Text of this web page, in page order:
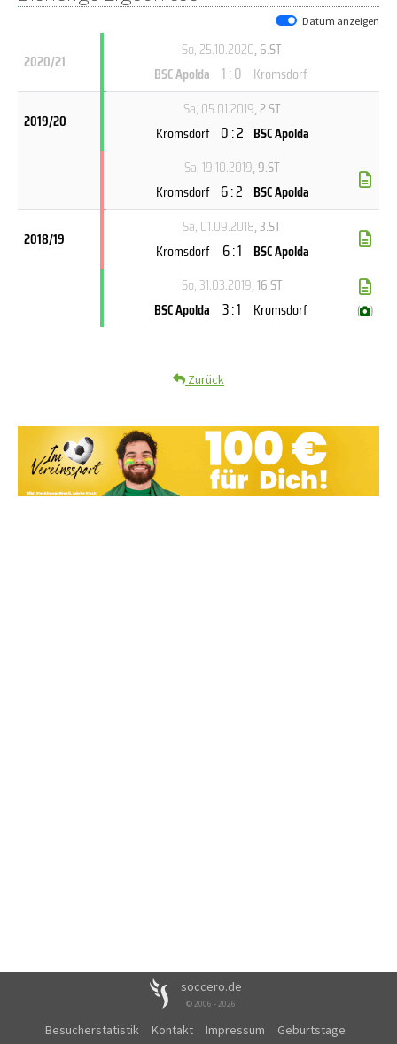
Datum anzeigen
2020/21
So, 25.10.2020, 6.ST
BSC Apolda 1 : 0 Kromsdorf
2019/20
Sa, 05.01.2019, 2.ST
Kromsdorf 0 : 2 BSC Apolda
Sa, 19.10.2019, 9.ST
Kromsdorf 6 : 2 BSC Apolda
2018/19
Sa, 01.09.2018, 3.ST
Kromsdorf 6 : 1 BSC Apolda
So, 31.03.2019, 16.ST
BSC Apolda 3 : 1 Kromsdorf ( )
Zurück
soccero.de
© 2006 - 2026
Besucherstatistik Kontakt Impressum
Geburtstage